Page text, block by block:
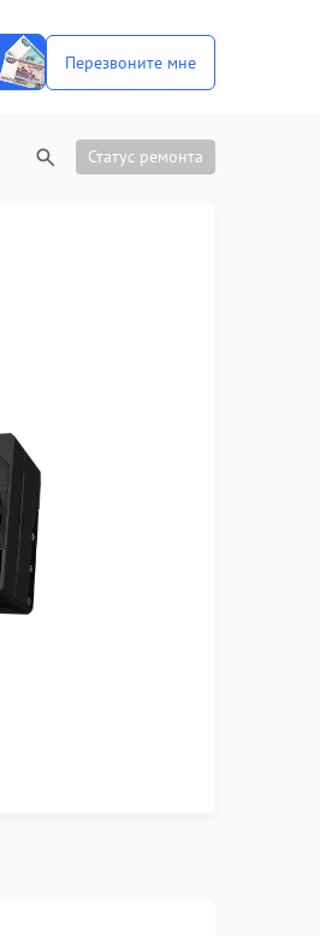
Перезвоните мне
Статус ремонта